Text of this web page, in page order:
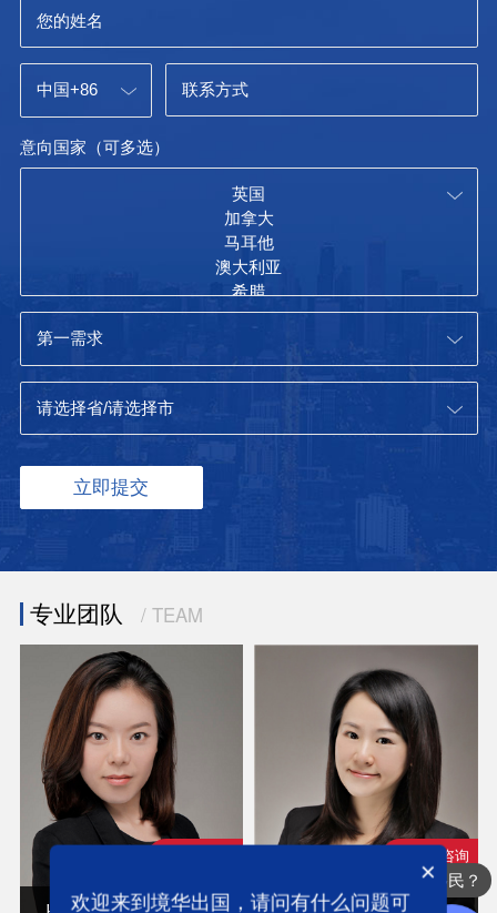
意向国家（可多选）
专业团队 / TEAM
在线咨询
办理哪些国家的移民？
×
欢迎来到境华出国，请问有什么问题可